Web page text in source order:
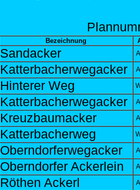
Plann
Bezeichnung
Sandacker
Katterbacherwegacker
Hinterer Weg
Katterbacherwegacker
Kreuzbaumacker
Katterbacherweg
Oberndorferwegacker
Oberndorfer Ackerlein
Röthen Ackerl